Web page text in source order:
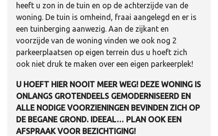
heeft u zon in de tuin en op de achterzijde van de
woning. De tuin is omheind, fraai aangelegd en er is
een tuinberging aanwezig. Aan de zijkant en
voorzijde van de woning vinden we ook nog 2
parkeerplaatsen op eigen terrein dus u hoeft zich
ook niet druk te maken over een eigen parkeerplek!
U HOEFT HIER NOOIT MEER WEG! DEZE WONING IS
ONLANGS GROTENDEELS GEMODERNISEERD EN
ALLE NODIGE VOORZIENINGEN BEVINDEN ZICH OP
DE BEGANE GROND. IDEEAL… PLAN OOK EEN
AFSPRAAK VOOR BEZICHTIGING!